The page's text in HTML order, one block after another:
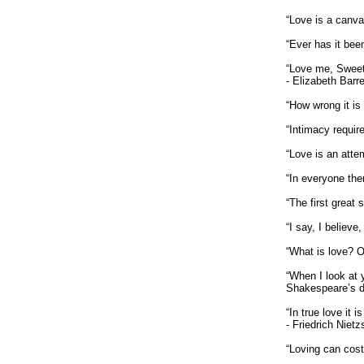
“Love is a
“Ever has it
“Love me,
- Elizabeth
“How wrong it
“Intimacy
“Love is an
“In everyone
“The first great
“I say, I
“What is love?
“When I look at
Shakespeare’s
“In true love it
- Friedrich
“Loving can